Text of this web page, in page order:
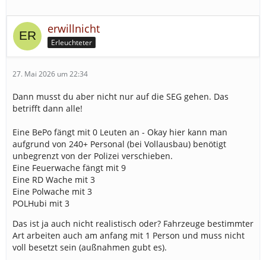
erwillnicht
Erleuchteter
27. Mai 2026 um 22:34
Dann musst du aber nicht nur auf die SEG gehen. Das
betrifft dann alle!
Eine BePo fängt mit 0 Leuten an - Okay hier kann man
aufgrund von 240+ Personal (bei Vollausbau) benötigt
unbegrenzt von der Polizei verschieben.
Eine Feuerwache fängt mit 9
Eine RD Wache mit 3
Eine Polwache mit 3
POLHubi mit 3
Das ist ja auch nicht realistisch oder? Fahrzeuge bestimmter
Art arbeiten auch am anfang mit 1 Person und muss nicht
voll besetzt sein (außnahmen gubt es).